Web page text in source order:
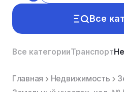
Все
Все категорииТранспорт
Главная Недвижимость